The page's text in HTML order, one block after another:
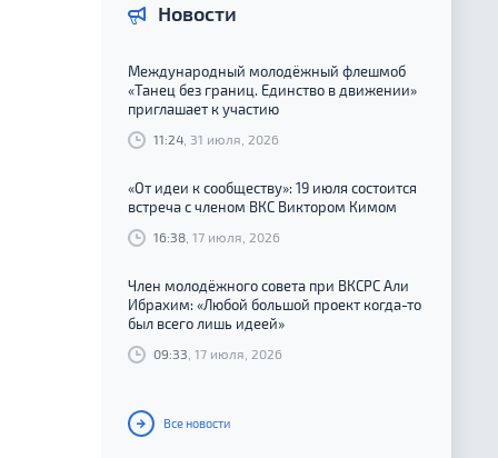
Новости
Международный молодёжный флешмоб
«Танец без границ. Единство в движении»
приглашает к участию
11:24 , 31 июля, 2026
«От идеи к сообществу»: 19 июля состоится
встреча с членом ВКС Виктором Кимом
16:38 , 17 июля, 2026
Член молодёжного совета при ВКСРС Али
Ибрахим: «Любой большой проект когда-то
был всего лишь идеей»
09:33 , 17 июля, 2026
Все новости